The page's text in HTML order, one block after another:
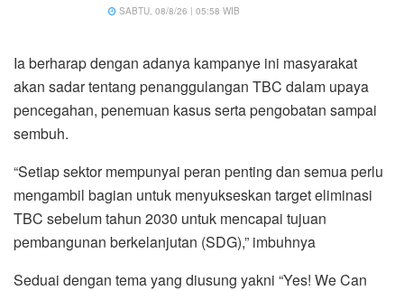
SABTU, 08/8/26 | 05:58 WIB
Ia berharap dengan adanya kampanye ini masyarakat
akan sadar tentang penanggulangan TBC dalam upaya
pencegahan, penemuan kasus serta pengobatan sampai
sembuh.
“Setiap sektor mempunyai peran penting dan semua perlu
mengambil bagian untuk menyukseskan target eliminasi
TBC sebelum tahun 2030 untuk mencapai tujuan
pembangunan berkelanjutan (SDG),” imbuhnya
Seduai dengan tema yang diusung yakni “Yes! We Can